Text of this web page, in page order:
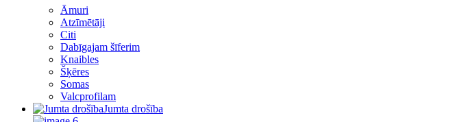
Āmuri
Atzīmētāji
Citi
Dabīgajam šīferim
Knaibles
Šķēres
Somas
Valcprofilam
Jumta drošība